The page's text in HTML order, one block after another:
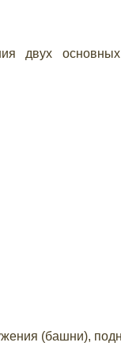
двух
(башни),